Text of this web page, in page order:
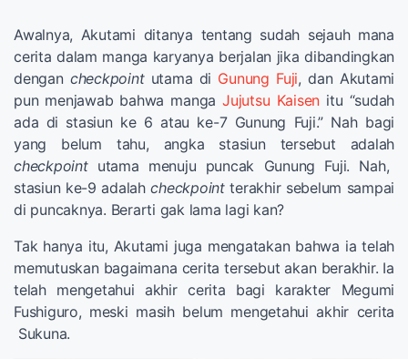
Awalnya, Akutami ditanya tentang sudah sejauh mana
cerita dalam manga karyanya berjalan jika dibandingkan
dengan checkpointutama di Gunung Fuji, dan Akutami
pun menjawab bahwa mangaJujutsu Kaisen itu “sudah
ada di stasiun ke 6 atau ke-7 Gunung Fuji.” Nah bagi
yang belum tahu, angka stasiun tersebut adalah
checkpointutama menuju puncak Gunung Fuji. Nah,
stasiun ke-9 adalahcheckpointterakhir sebelum sampai
di puncaknya. Berarti gak lama lagi kan?
Tak hanya itu, Akutami juga mengatakan bahwa ia telah
memutuskan bagaimana cerita tersebut akan berakhir. Ia
telah mengetahui akhir cerita bagi karakter Megumi
Fushiguro, meski masih belum mengetahui akhir cerita
Sukuna.